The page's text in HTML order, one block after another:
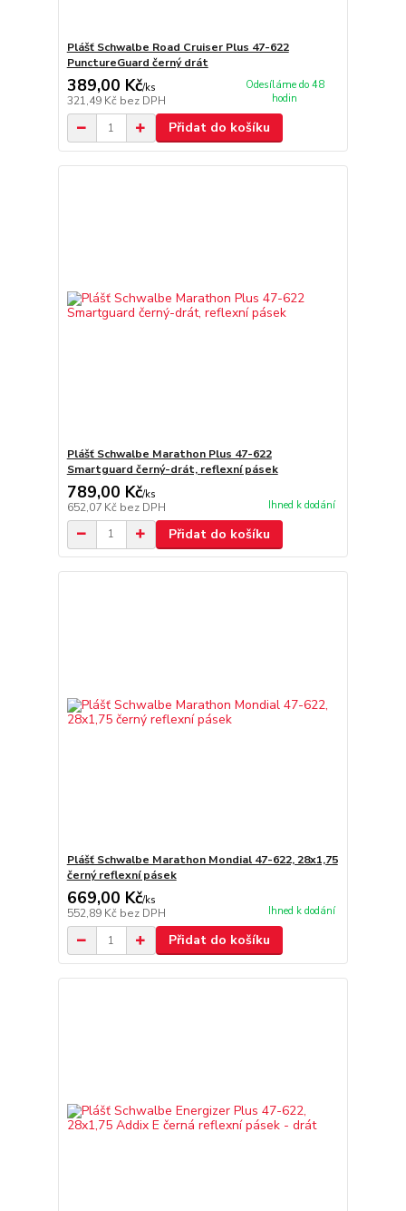
Plášť Schwalbe Road Cruiser Plus 47-622
PunctureGuard černý drát
389,00 Kč/ks
321,49 Kč bez DPH
Odesíláme do 48
hodin
Přidat do košíku
Plášť Schwalbe Marathon Plus 47-622
Smartguard černý-drát, reflexní pásek
789,00 Kč/ks
652,07 Kč bez DPH Ihned k dodání
Přidat do košíku
Plášť Schwalbe Marathon Mondial 47-622, 28x1,75
černý reflexní pásek
669,00 Kč/ks
552,89 Kč bez DPH Ihned k dodání
Přidat do košíku